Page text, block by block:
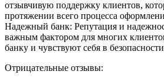
отзывчивую поддержку клиентов,
протяжении всего процесса
Надежный банк: Репутация и
важным фактором для многих
банку и чувствуют себя в
Отрицательные отзывы: